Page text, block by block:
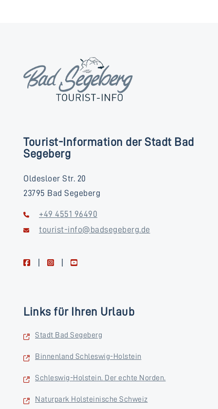
Tourist-Information der Stadt Bad
Segeberg
Oldesloer Str. 20
23795 Bad Segeberg
+49 4551 96490
tourist-info@badsegeberg.de
facebookinstagramyoutube
Links für Ihren Urlaub
Stadt Bad Segeberg
Binnenland Schleswig-Holstein
Schleswig-Holstein. Der echte Norden.
Naturpark Holsteinische Schweiz